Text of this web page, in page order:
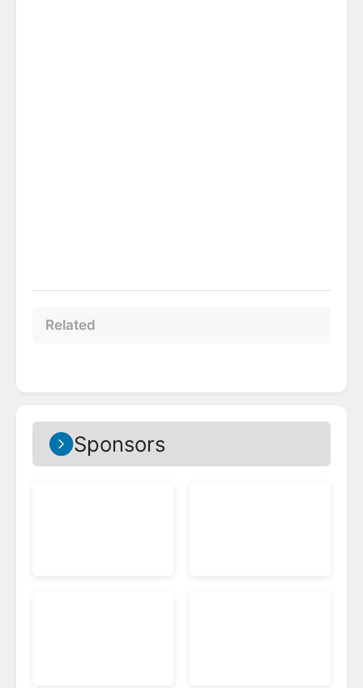
Related
Sponsors